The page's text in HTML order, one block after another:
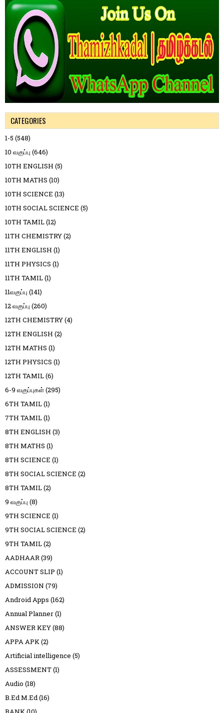
CATEGORIES
1-5 (548)
10 வகுப்பு (646)
10TH ENGLISH (5)
10TH MATHS (10)
10TH SCIENCE (13)
10TH SOCIAL SCIENCE (5)
10TH TAMIL(12)
11TH CHEMISTRY(2)
11TH ENGLISH (1)
11TH PHYSICS (1)
11TH TAMIL(1)
11வகுப்பு (141)
12 வகுப்பு (260)
12TH CHEMISTRY(4)
12TH ENGLISH (2)
12TH MATHS (1)
12TH PHYSICS (1)
12TH TAMIL(6)
6-9 வகுப்புகள்(295)
6TH TAMIL(1)
7TH TAMIL(1)
8TH ENGLISH (3)
8TH MATHS (1)
8TH SCIENCE (1)
8TH SOCIAL SCIENCE (2)
8TH TAMIL(2)
9 வகுப்பு (8)
9TH SCIENCE (1)
9TH SOCIAL SCIENCE (2)
9TH TAMIL(2)
AADHAAR(39)
ACCOUNT SLIP (1)
ADMISSION (79)
Android Apps (162)
Annual Planner(1)
ANSWER KEY(88)
APPA APK(2)
Artificial intelligence (5)
ASSESSMENT(1)
Audio (18)
B.Ed M.Ed(16)